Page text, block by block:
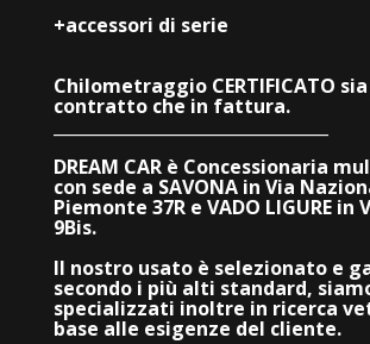
+accessori di serie
Chilometraggio CERTIFICATO
contratto che in fattura.
DREAM CAR è Concessionaria
con sede a SAVONA in Via
Piemonte 37R e VADO LIGURE in
9Bis.
Il nostro usato è selezionato e
secondo i più alti standard,
specializzati inoltre in ricerca
base alle esigenze del cliente.